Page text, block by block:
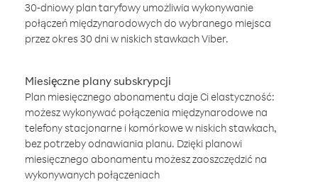
30-dniowy plan taryfowy umożliwia wykonywanie
połączeń międzynarodowych do wybranego miejsca
przez okres 30 dni w niskich stawkach Viber.
Miesięczne plany subskrypcji
Plan miesięcznego abonamentu daje Ci elastyczność:
możesz wykonywać połączenia międzynarodowe na
telefony stacjonarne i komórkowe w niskich stawkach,
bez potrzeby odnawiania planu. Dzięki planowi
miesięcznego abonamentu możesz zaoszczędzić na
wykonywanych połączeniach